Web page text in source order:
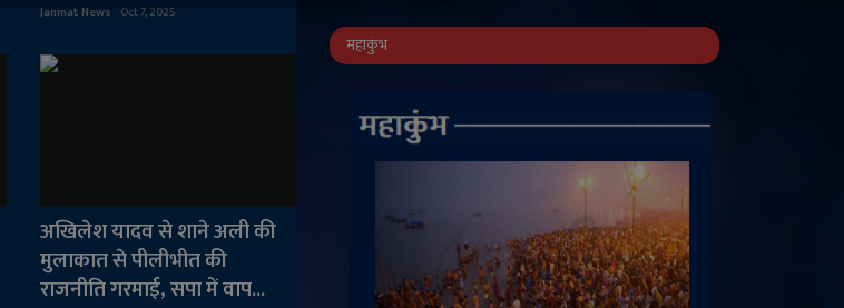
Janmat News Oct 7, 2025
अखिलेश यादव से शाने अली की
मुलाकात से पीलीभीत की
राजनीति गरमाई, सपा में वाप...
महाकुंभ